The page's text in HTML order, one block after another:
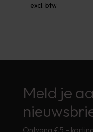
excl. btw
Meld je
Ontvang €5,-